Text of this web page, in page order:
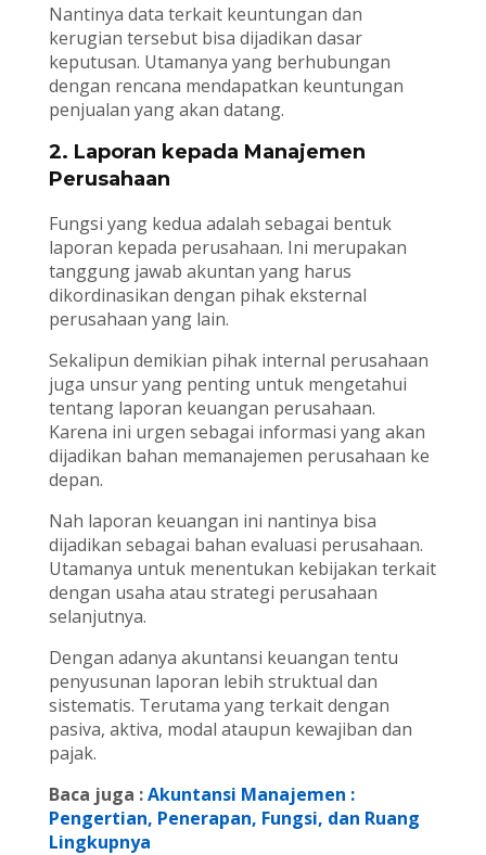
Nantinya data terkait keuntungan dan
kerugian tersebut bisa dijadikan dasar
keputusan. Utamanya yang berhubungan
dengan rencana mendapatkan keuntungan
penjualan yang akan datang.
2. Laporan kepada Manajemen
Perusahaan
Fungsi yang kedua adalah sebagai bentuk
laporan kepada perusahaan. Ini merupakan
tanggung jawab akuntan yang harus
dikordinasikan dengan pihak eksternal
perusahaan yang lain.
Sekalipun demikian pihak internal perusahaan
juga unsur yang penting untuk mengetahui
tentang laporan keuangan perusahaan.
Karena ini urgen sebagai informasi yang akan
dijadikan bahan memanajemen perusahaan ke
depan.
Nah laporan keuangan ini nantinya bisa
dijadikan sebagai bahan evaluasi perusahaan.
Utamanya untuk menentukan kebijakan terkait
dengan usaha atau strategi perusahaan
selanjutnya.
Dengan adanya akuntansi keuangan tentu
penyusunan laporan lebih struktual dan
sistematis. Terutama yang terkait dengan
pasiva, aktiva, modal ataupun kewajiban dan
pajak.
Baca juga :Akuntansi Manajemen :
Pengertian, Penerapan, Fungsi, dan Ruang
Lingkupnya